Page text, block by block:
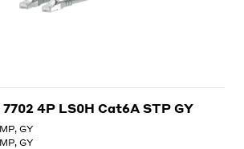
4P LS0H Cat6A STP GY
GY
GY